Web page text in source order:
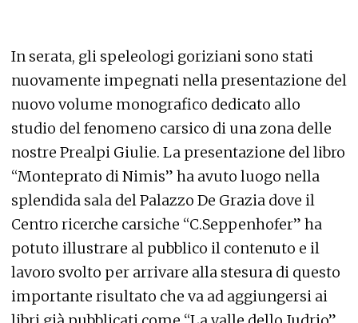
In serata, gli speleologi goriziani sono stati
nuovamente impegnati nella presentazione del
nuovo volume monografico dedicato allo
studio del fenomeno carsico di una zona delle
nostre Prealpi Giulie. La presentazione del libro
“Monteprato di Nimis” ha avuto luogo nella
splendida sala del Palazzo De Grazia dove il
Centro ricerche carsiche “C.Seppenhofer” ha
potuto illustrare al pubblico il contenuto e il
lavoro svolto per arrivare alla stesura di questo
importante risultato che va ad aggiungersi ai